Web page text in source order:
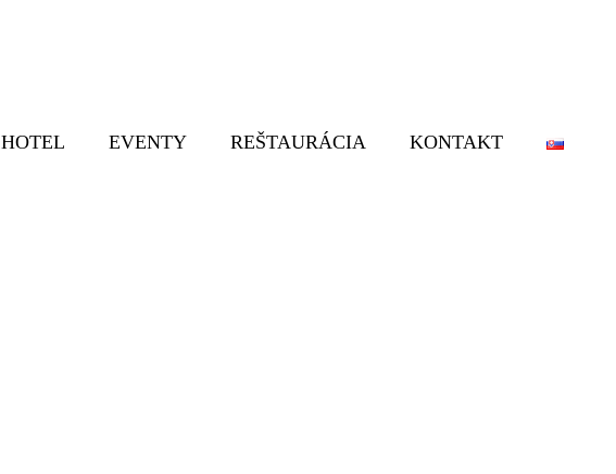
HOTEL EVENTY REŠTAURÁCIA KONTAKT
Výsledky vyhľadávania